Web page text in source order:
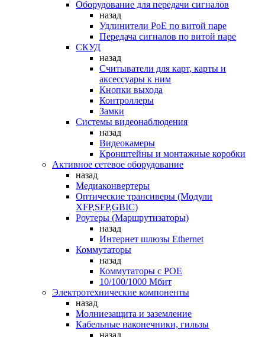
Оборудование для передачи сигналов
назад
Удлинители PoE по витой паре
Передача сигналов по витой паре
СКУД
назад
Считыватели для карт, карты и
аксессуары к ним
Кнопки выхода
Контроллеры
Замки
Системы видеонаблюдения
назад
Видеокамеры
Кронштейны и монтажные коробки
Активное сетевое оборудование
назад
Медиаконвертеры
Оптические трансиверы (Модули
XFP,SFP,GBIC)
Роутеры (Маршрутизаторы)
назад
Интернет шлюзы Ethernet
Коммутаторы
назад
Коммутаторы c POE
10/100/1000 Мбит
Электротехнические компоненты
назад
Молниезащита и заземление
Кабельные наконечники, гильзы
назад